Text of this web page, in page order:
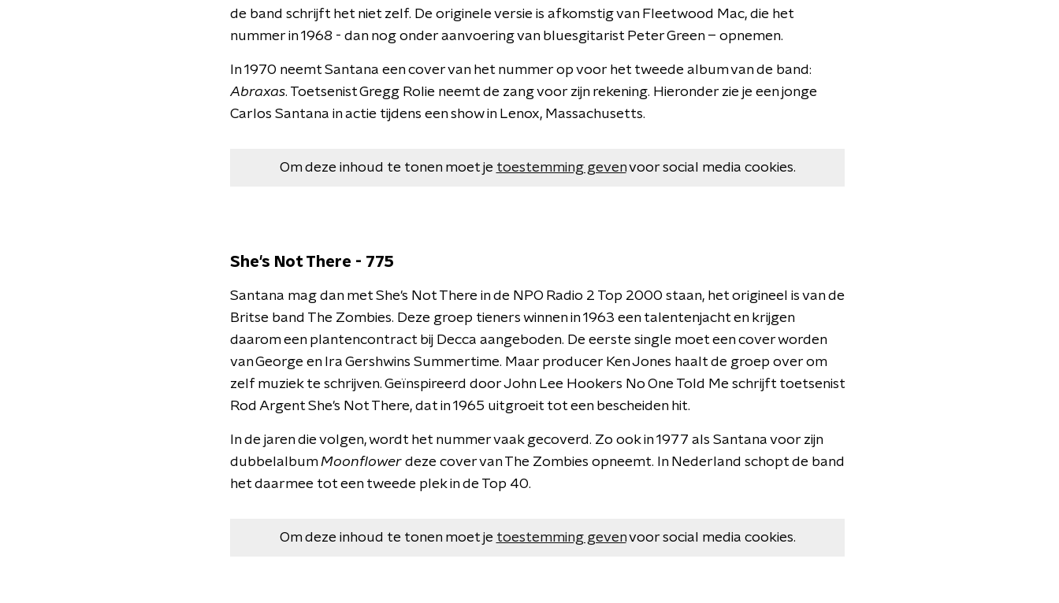
de band schrijft het niet zelf. De originele versie is afkomstig van Fleetwood Mac, die het
nummer in 1968 - dan nog onder aanvoering van bluesgitarist Peter Green – opnemen.
In 1970 neemt Santana een cover van het nummer op voor het tweede album van de band:
Abraxas. Toetsenist Gregg Rolie neemt de zang voor zijn rekening. Hieronder zie je een jonge
Carlos Santana in actie tijdens een show in Lenox, Massachusetts.
Om deze inhoud te tonen moet je toestemming gevenvoor social media cookies.
She's Not There - 775
Santana mag dan met She's Not There in de NPO Radio 2 Top 2000 staan, het origineel is van de
Britse band The Zombies. Deze groep tieners winnen in 1963 een talentenjacht en krijgen
daarom een plantencontract bij Decca aangeboden. De eerste single moet een cover worden
van George en Ira Gershwins Summertime. Maar producer Ken Jones haalt de groep over om
zelf muziek te schrijven. Geïnspireerd door John Lee Hookers No One Told Me schrijft toetsenist
Rod Argent She's Not There, dat in 1965 uitgroeit tot een bescheiden hit.
In de jaren die volgen, wordt het nummer vaak gecoverd. Zo ook in 1977 als Santana voor zijn
dubbelalbumMoonflower deze cover van The Zombies opneemt. In Nederland schopt de band
het daarmee tot een tweede plek in de Top 40.
Om deze inhoud te tonen moet je toestemming gevenvoor social media cookies.